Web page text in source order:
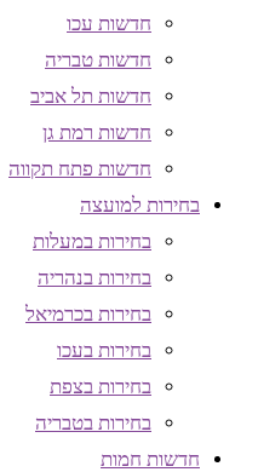
חדשות עכו
חדשות טבריה
חדשות תל אביב
חדשות רמת גן
חדשות פתח תקווה
בחירות למועצה
בחירות במעלות
בחירות בנהריה
בחירות בכרמיאל
בחירות בעכו
בחירות בצפת
בחירות בטבריה
חדשות חמות